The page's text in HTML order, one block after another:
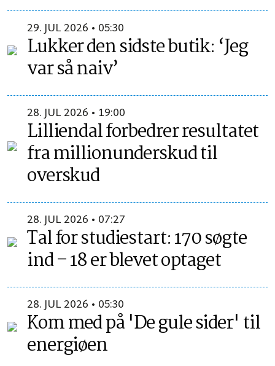
29. JUL 2026 • 05:30
Lukker den sidste butik: ‘Jeg
var så naiv’
28. JUL 2026 • 19:00
Lilliendal forbedrer resultatet
fra millionunderskud til
overskud
28. JUL 2026 • 07:27
Tal for studiestart: 170 søgte
ind – 18 er blevet optaget
28. JUL 2026 • 05:30
Kom med på 'De gule sider' til
energiøen